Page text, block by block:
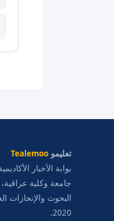
تعليمو Tealemoo
جامعة وكلية
البحوث والإنجازات
2020.